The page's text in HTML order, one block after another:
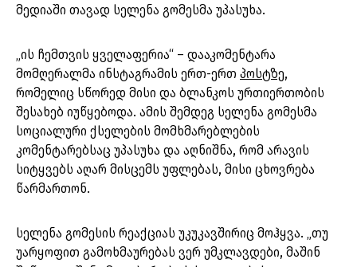
მედიაში თავად სელენა გომესმა უპასუხა.
„ის ჩემთვის ყველაფერია“ – დააკომენტარა
მომღერალმა ინსტაგრამის ერთ-ერთ პოსტზე,
რომელიც სწორედ მისი და ბლანკოს ურთიერთობის
შესახებ იუწყებოდა. ამის შემდეგ სელენა გომესმა
სოციალური ქსელების მომხმარებლების
კომენტარებსაც უპასუხა და აღნიშნა, რომ არავის
სიტყვებს აღარ მისცემს უფლებას, მისი ცხოვრება
წარმართონ.
სელენა გომესის რეაქციას უკუკავშირიც მოჰყვა. „თუ
უარყოფით გამოხმაურებას ვერ უმკლავდები, მაშინ